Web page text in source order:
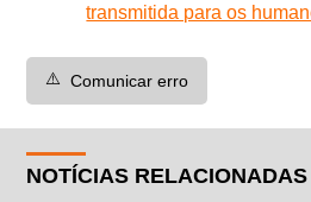
transmitida para os
⚠️ Comunicar erro
NOTÍCIAS RELACIONADAS